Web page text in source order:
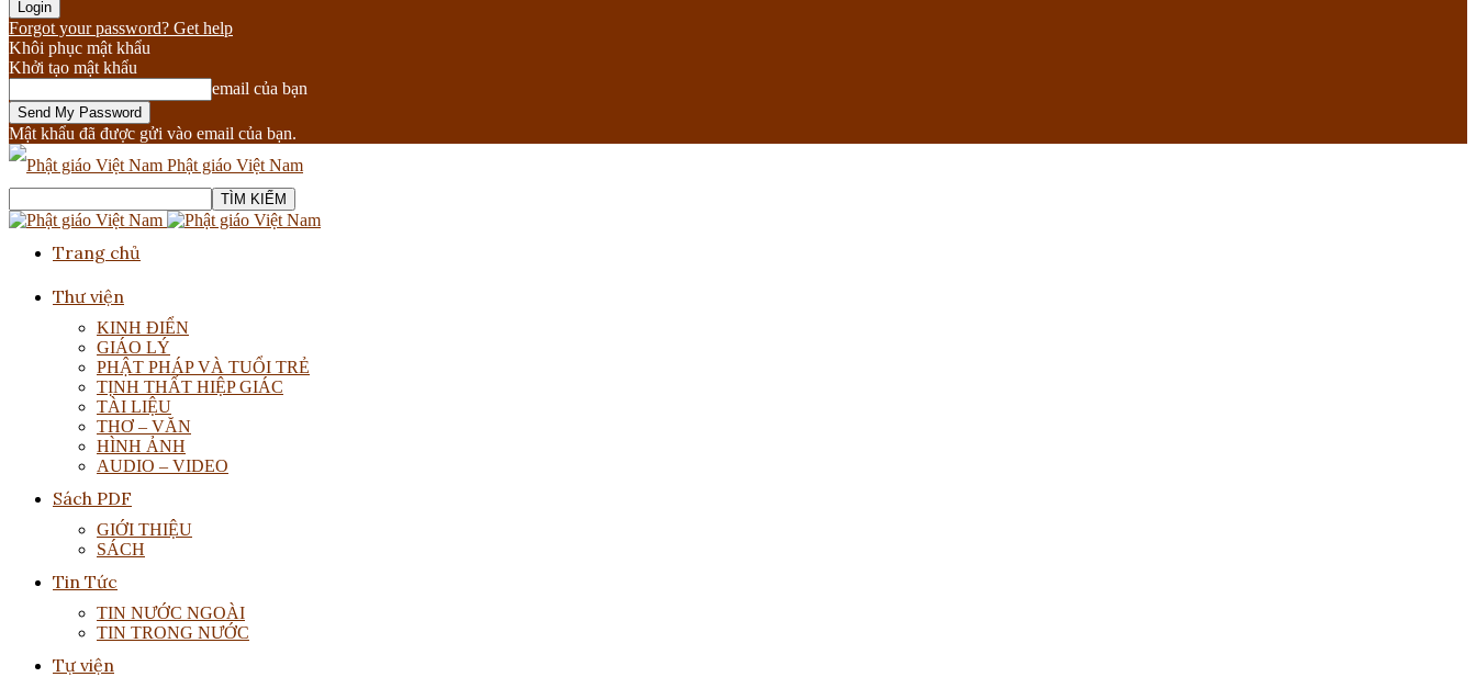
Forgot your password? Get help
Khôi phục mật khẩu
Khởi tạo mật khẩu
email của bạn
Mật khẩu đã được gửi vào email của bạn.
Phật giáo Việt Nam
Trang chủ
Thư viện
KINH ĐIỂN
GIÁO LÝ
PHẬT PHÁP VÀ TUỔI TRẺ
TỊNH THẤT HIỆP GIÁC
TÀI LIỆU
THƠ – VĂN
HÌNH ẢNH
AUDIO – VIDEO
Sách PDF
GIỚI THIỆU
SÁCH
Tin Tức
TIN NƯỚC NGOÀI
TIN TRONG NƯỚC
Tự viện